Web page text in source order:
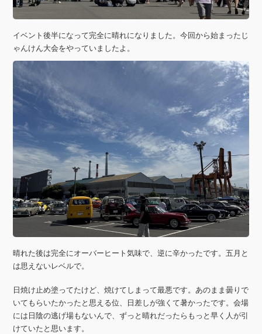
イベント後半になって完全に晴れになりました。今回から始まったじ
ゃんけん大会をやっていましたよ。
晴れた後は完全にオーバーヒート気味で、逆に辛かったです。五月と
は思えないレベルで。
日焼け止め塗ってたけど、焼けてしまって最悪です。あのまま曇りで
いてもらいたかったと思える位、日差しが強くて暑かったです。会場
には日陰の逃げ場もないんで、ずっと晴れだったらもっと早く人が引
けていたと思います。